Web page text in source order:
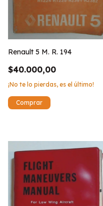
Renault 5 M. R. 194
$40.000,00
¡No te lo pierdas, es el último!